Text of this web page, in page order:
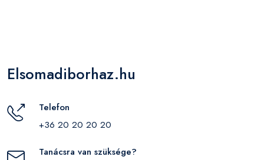
Elsomadiborhaz.hu
Telefon
+36 20 20 20 20
Tanácsra van szüksége?